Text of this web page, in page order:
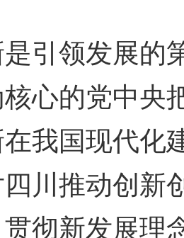
领发展的
心的党中央
我国现代化
川推动创新
彻新发展理